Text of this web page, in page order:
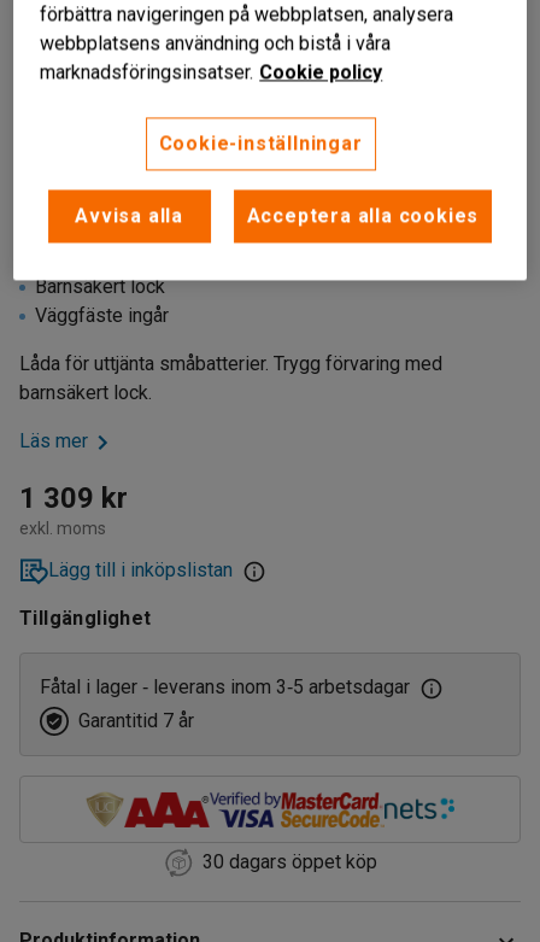
Barnsäkert lock
Väggfäste ingår
Låda för uttjänta småbatterier. Trygg förvaring med
barnsäkert lock.
Läs mer
1 309 kr
exkl. moms
Lägg till i inköpslistan
Tillgänglighet
Fåtal i lager ‑ leverans inom 3‑5 arbetsdagar
Garantitid 7 år
30 dagars öppet köp
förbättra navigeringen på webbplatsen, analysera
webbplatsens användning och bistå i våra
marknadsföringsinsatser. Cookie policy
Cookie-inställningar
Avvisa alla Acceptera alla cookies